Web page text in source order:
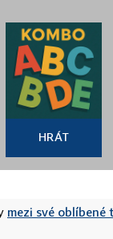
HRÁT
mezi své oblíbené